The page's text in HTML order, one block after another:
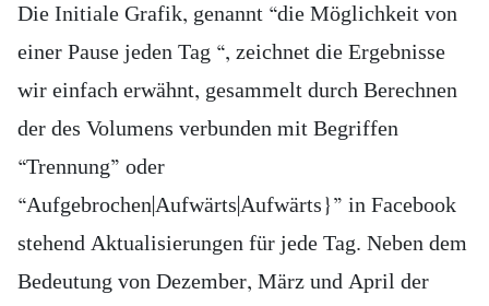
Die Initiale Grafik, genannt “die Möglichkeit von
einer Pause jeden Tag “, zeichnet die Ergebnisse
wir einfach erwähnt, gesammelt durch Berechnen
der des Volumens verbunden mit Begriffen
“Trennung” oder
“Aufgebrochen|Aufwärts|Aufwärts}” in Facebook
stehend Aktualisierungen für jede Tag. Neben dem
Bedeutung von Dezember, März und April der